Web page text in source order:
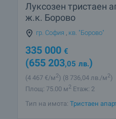
Луксозен тристаен
ж.к. Борово
гр. София кв. "Борово"
335 000 €
(655 203,05 лв.)
(4 467 €/м2) (8 736,04 лв./м2)
Площ: 75.00 м2 Етаж: 2
Тип на имота: Тристаен